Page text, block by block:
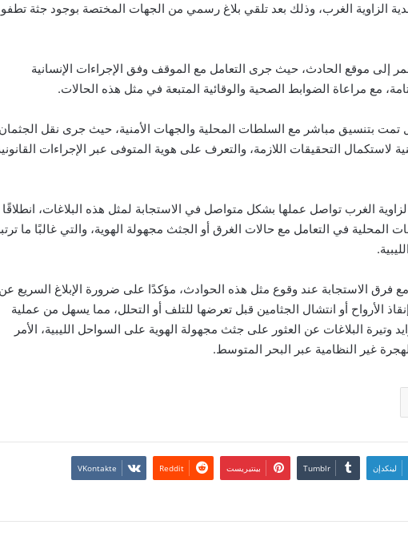
الزاوية الغرب، وذلك بعد تلقي بلاغ رسمي من الجهات المختصة بوجود جثة تطفو
إلى موقع الحادث، حيث جرى التعامل مع الموقف وفق الإجراءات الإنسانية
مع مراعاة الضوابط الصحية والوقائية المتبعة في مثل هذه الحالات.
تمت بتنسيق مباشر مع السلطات المحلية والجهات الأمنية، حيث جرى نقل الجثمان
التحقيقات اللازمة، والتعرف على هوية المتوفى عبر الإجراءات
الغرب تواصل عملها بشكل متواصل في الاستجابة لمثل هذه البلاغات، انطلاقًا
المحلية في التعامل مع حالات الغرق أو الجثث مجهولة الهوية، والتي غالبًا ما
مع فرق الاستجابة عند وقوع مثل هذه الحوادث، مؤكدًا على ضرورة الإبلاغ السريع عن
الأرواح أو انتشال الجثامين قبل تعرضها للتلف أو التحلل، مما يسهل من عملية
وتيرة البلاغات عن العثور على جثث مجهولة الهوية على السواحل الليبية، الأمر
غير النظامية عبر البحر المتوسط.
لينكدإن بينتيريست